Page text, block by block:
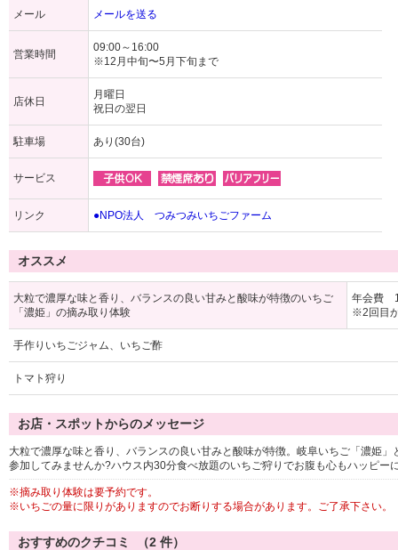
メール メールを送る
営業時間
09:00～16:00
※12月中旬〜5月下旬まで
店休日
月曜日
祝日の翌日
駐車場 あり(30台)
サービス
リンク ●NPO法人 つみつみいちごファーム
オススメ
大粒で濃厚な味と香り、バランスの良い甘みと酸味が特徴のいちご
「濃姫」の摘み取り体験
年会費
※2回目
手作りいちごジャム、いちご酢
トマト狩り
お店・スポットからのメッセージ
大粒で濃厚な味と香り、バランスの良い甘みと酸味が特徴。岐阜いちご「濃姫
参加してみませんか?ハウス内30分食べ放題のいちご狩りでお腹も心もハッピー
※摘み取り体験は要予約です。
※いちごの量に限りがありますのでお断りする場合があります。ご了承下さい。
おすすめのクチコミ （2 件）